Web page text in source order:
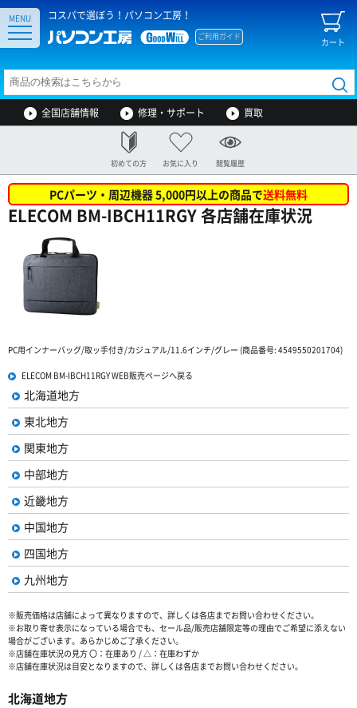
コスパで選ぼう！パソコン工房！
カート
ご利用ガイド
MENU
全国店舗情報 修理・サポート 買取
初めての方 お気に入り 閲覧履歴
PCパーツ・周辺機器 5,000円以上の商品で送料無料
ELECOM BM-IBCH11RGY 各店舗在庫状況
PC用インナーバッグ/取ッ手付き/カジュアル/11.6インチ/グレー (商品番号: 4549550201704)
ELECOM BM-IBCH11RGY WEB販売ページへ戻る
北海道地方
東北地方
関東地方
中部地方
近畿地方
中国地方
四国地方
九州地方
※販売価格は店舗によって異なりますので、詳しくは各店までお問い合わせください。
※お取り寄せ表示になっている場合でも、セール品/販売店舗限定等の理由でご希望に添えない
場合がございます。あらかじめご了承ください。
※店舗在庫状況の見方 〇：在庫あり / △：在庫わずか
※店舗在庫状況は目安となりますので、詳しくは各店までお問い合わせください。
北海道地方